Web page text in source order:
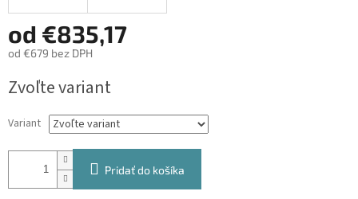
od €835,17
od €679 bez DPH
cena:
Zvoľte variant
Variant
Pridať do košíka